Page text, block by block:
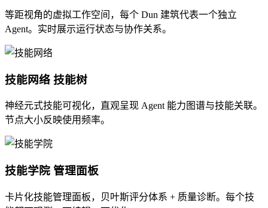
等距视角的虚拟工作空间，每个 Dun 建筑代表一个独立
Agent。实时展示运行状态与协作关系。
技能网络 技能树
神经元式技能可视化，直观呈现 Agent 能力图谱与技能关联。
节点大小反映使用频率。
技能学院 管理面板
卡片化技能管理面板，贝叶斯评分体系 + 质量诊断。每个技